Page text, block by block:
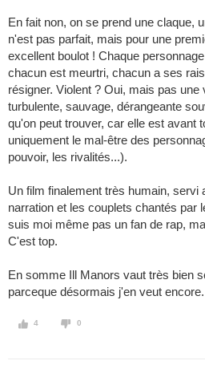
En fait non, on se prend une claque,
n'est pas parfait, mais pour une
excellent boulot ! Chaque
chacun est meurtri, chacun a ses
résigner. Violent ? Oui, mais pas une
turbulente, sauvage, dérangeante
qu'on peut trouver, car elle est avant
uniquement le mal-être des
pouvoir, les rivalités...).
Un film finalement très humain, servi
narration et les couplets chantés par
suis moi même pas un fan de rap,
C'est top.
En somme Ill Manors vaut très bien
parceque désormais j'en veut encore.
4 0